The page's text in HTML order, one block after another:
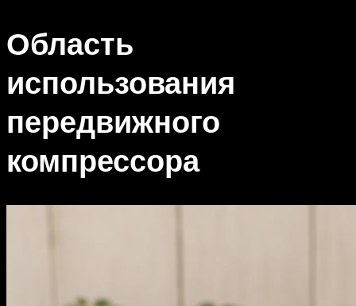
Область
использования
передвижного
компрессора